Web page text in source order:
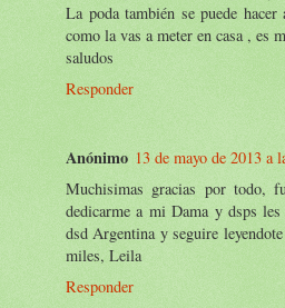
La poda también se puede
como la vas a meter en casa , es
saludos
Responder
Anónimo 13 de mayo de 2013 a
Muchisimas gracias por todo,
dedicarme a mi Dama y dsps
dsd Argentina y seguire
miles, Leila
Responder